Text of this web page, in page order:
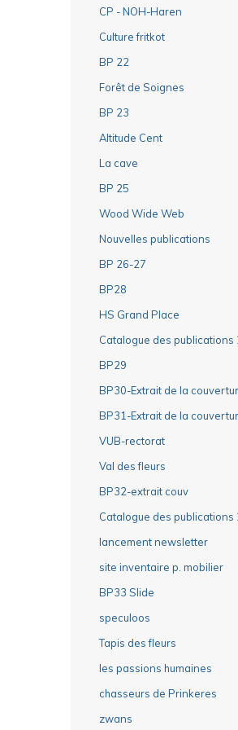
CP - NOH-Haren
Culture fritkot
BP 22
Forêt de Soignes
BP 23
Altitude Cent
La cave
BP 25
Wood Wide Web
Nouvelles publications
BP 26-27
BP28
HS Grand Place
Catalogue des publications
BP29
BP30-Extrait de la
BP31-Extrait de la
VUB-rectorat
Val des fleurs
BP32-extrait couv
Catalogue des publications
lancement newsletter
site inventaire p. mobilier
BP33 Slide
speculoos
Tapis des fleurs
les passions humaines
chasseurs de Prinkeres
zwans